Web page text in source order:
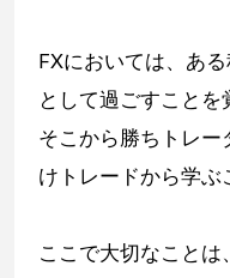
FXにおいては、あ
として過ごすことを
そこから勝ちトレー
けトレードから学ぶ
ここで大切なこと